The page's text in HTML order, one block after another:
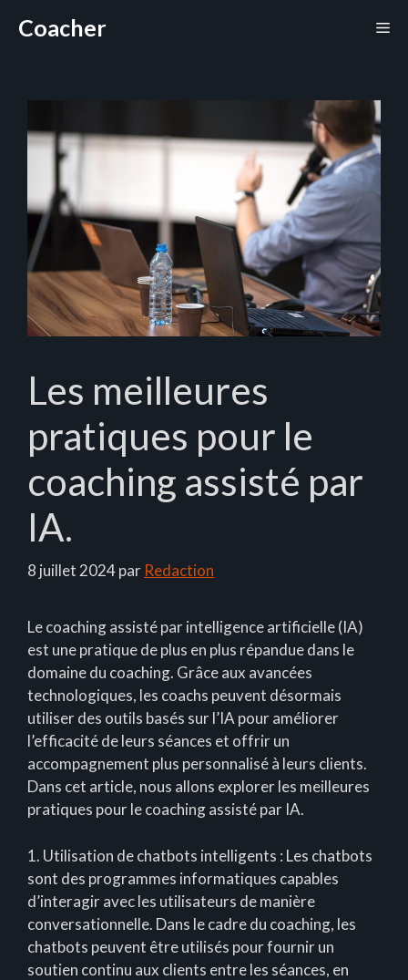
Coacher
Les meilleures
pratiques pour le
coaching assisté par
IA.
8 juillet 2024par Redaction
Le coaching assisté par intelligence artificielle (IA)
est une pratique de plus en plus répandue dans le
domaine du coaching. Grâce aux avancées
technologiques, les coachs peuvent désormais
utiliser des outils basés sur l’IA pour améliorer
l’efficacité de leurs séances et offrir un
accompagnement plus personnalisé à leurs clients.
Dans cet article, nous allons explorer les meilleures
pratiques pour le coaching assisté par IA.
1. Utilisation de chatbots intelligents : Les chatbots
sont des programmes informatiques capables
d’interagir avec les utilisateurs de manière
conversationnelle. Dans le cadre du coaching, les
chatbots peuvent être utilisés pour fournir un
soutien continu aux clients entre les séances, en